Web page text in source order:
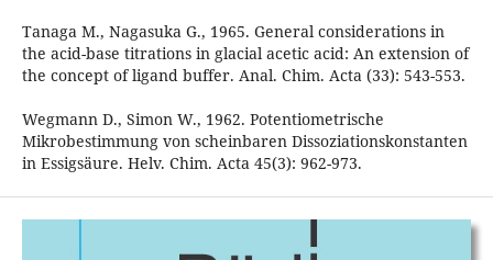
Tanaga M., Nagasuka G., 1965. General considerations in
the acid-base titrations in glacial acetic acid: An extension of
the concept of ligand buffer. Anal. Chim. Acta (33): 543-553.
Wegmann D., Simon W., 1962. Potentiometrische
Mikrobestimmung von scheinbaren Dissoziationskonstanten
in Essigsäure. Helv. Chim. Acta 45(3): 962-973.